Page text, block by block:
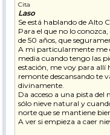
Cita
Laso
Se está hablando de Alto
Para el que no lo
de 50 años, que
A mi particularmente me
media cuando tengo las
estación, me voy para allí
remonte descansando te
divinamente.
Da acceso a una pista del
sólo nieve natural y
norte que se mantiene
A ver si empieza a caer